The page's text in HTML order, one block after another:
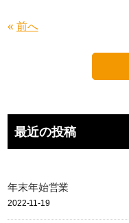
« 前へ
最近の投稿
年末年始営業
2022-11-19